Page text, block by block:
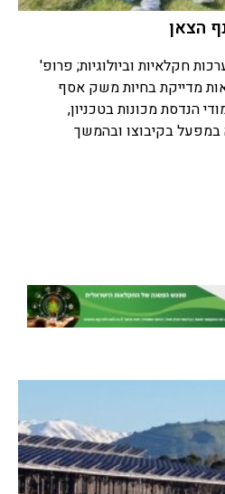
הצאן
חקלאיות וביולוגיות; פרופ'
מדייקת בחיות משק אסף
הנדסת מכונות בטכניון,
בקיבוצו ובהמשך